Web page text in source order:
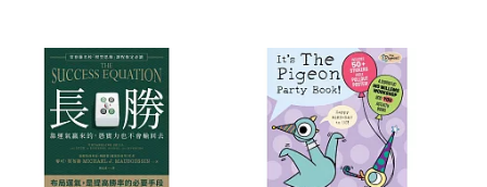
大衛．威廉(1) 奏舞音(1)
姬雪(1)
山西人民出版社(1)
崧博出版(1) 希望出版社(1)